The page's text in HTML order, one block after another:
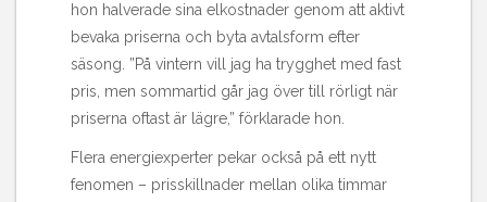
hon halverade sina elkostnader genom att aktivt
bevaka priserna och byta avtalsform efter
säsong. ”På vintern vill jag ha trygghet med fast
pris, men sommartid går jag över till rörligt när
priserna oftast är lägre,” förklarade hon.
Flera energiexperter pekar också på ett nytt
fenomen – prisskillnader mellan olika timmar